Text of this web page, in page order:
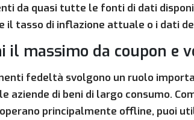
da quasi tutte le fonti di dati
il tasso di inflazione attuale o i dati
il massimo da coupon e
fedeltà svolgono un ruolo
aziende di beni di largo consumo.
principalmente offline, puoi